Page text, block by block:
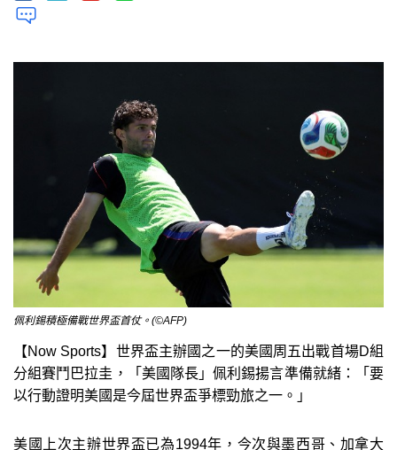
佩利錫積極備戰世界盃首仗。(©AFP)
【Now Sports】世界盃主辦國之一的美國周五出戰首場D組
分組賽鬥巴拉圭，「美國隊長」佩利錫揚言準備就緒：「要
以行動證明美國是今屆世界盃爭標勁旅之一。」
美國上次主辦世界盃已為1994年，今次與墨西哥、加拿大